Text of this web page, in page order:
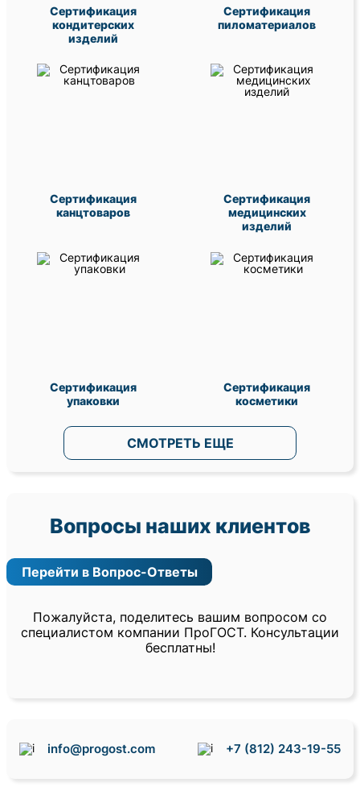
Сертификация
кондитерских
изделий
Сертификация
пиломатериалов
Сертификация
канцтоваров
Сертификация
медицинских
изделий
Сертификация
упаковки
Сертификация
косметики
СМОТРЕТЬ ЕЩЕ
Вопросы наших клиентов
Перейти в Вопрос-Ответы
Пожалуйста, поделитесь вашим вопросом со
специалистом компании ПроГОСТ. Консультации
бесплатны!
info@progost.com +7 (812) 243-19-55